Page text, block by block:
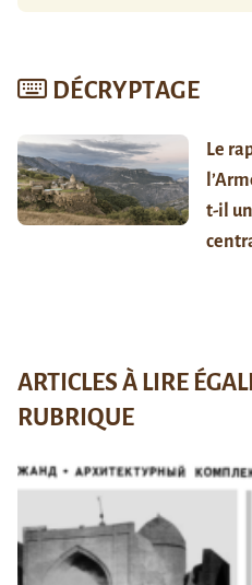
DÉCRYPTAGE
Le
t-il
ARTICLES À LIRE
RUBRIQUE